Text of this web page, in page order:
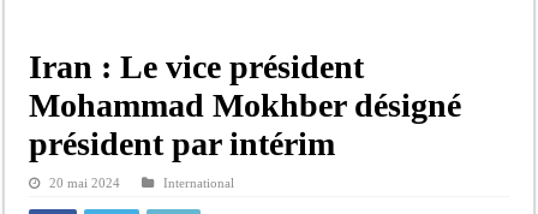
Iran : Le vice président
Mohammad Mokhber désigné
président par intérim
20 mai 2024 International